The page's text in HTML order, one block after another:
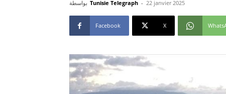
بواسطة Tunisie Telegraph - 22 janvier 2025
Facebook X